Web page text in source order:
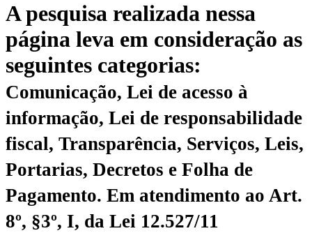
A pesquisa realizada nessa
página leva em consideração as
seguintes categorias:
Comunicação, Lei de acesso à
informação, Lei de responsabilidade
fiscal, Transparência, Serviços, Leis,
Portarias, Decretos e Folha de
Pagamento. Em atendimento ao Art.
8º, §3º, I, da Lei 12.527/11